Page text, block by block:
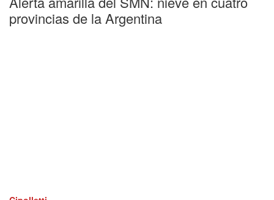
provincias de la Argentina